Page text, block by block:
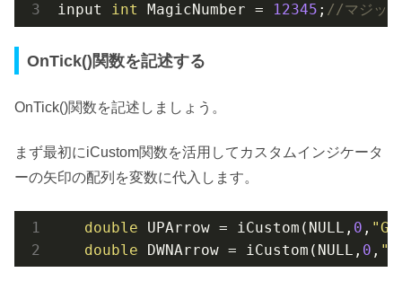
input int MagicNumber = 12345 ; //マジック
OnTick()関数を記述する
OnTick()関数を記述しましょう。
まず最初にiCustom関数を活用してカスタムインジケータ
ーの矢印の配列を変数に代入します。
double UPArrow = iCustom(NULL, 0 ,
double DWNArrow = iCustom(NULL, 0 ,